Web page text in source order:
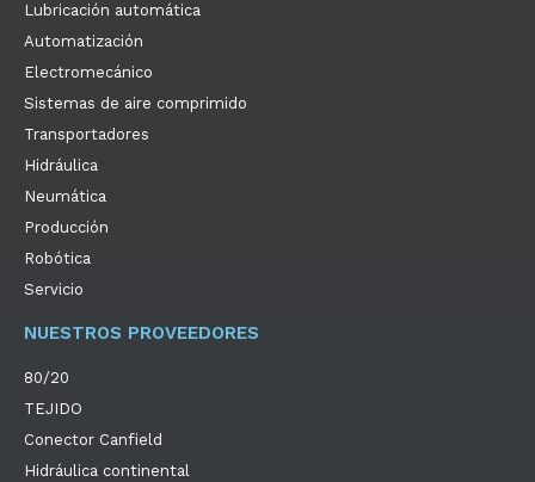
Lubricación automática
Automatización
Electromecánico
Sistemas de aire comprimido
Transportadores
Hidráulica
Neumática
Producción
Robótica
Servicio
NUESTROS PROVEEDORES
80/20
TEJIDO
Conector Canfield
Hidráulica continental